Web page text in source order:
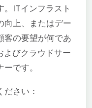
。ITインフラスト
向上、またはデー
客の要望が何であ
よびクラウドサー
です。
さい：